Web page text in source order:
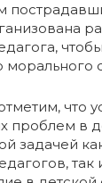
что
проблем в
задачей